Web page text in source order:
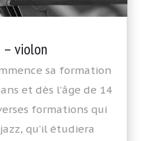
– violon
sa formation
et dès l’âge de 14
formations qui
qu’il étudiera